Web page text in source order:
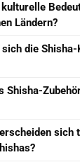
Ländern?
die
Shisha-
sich